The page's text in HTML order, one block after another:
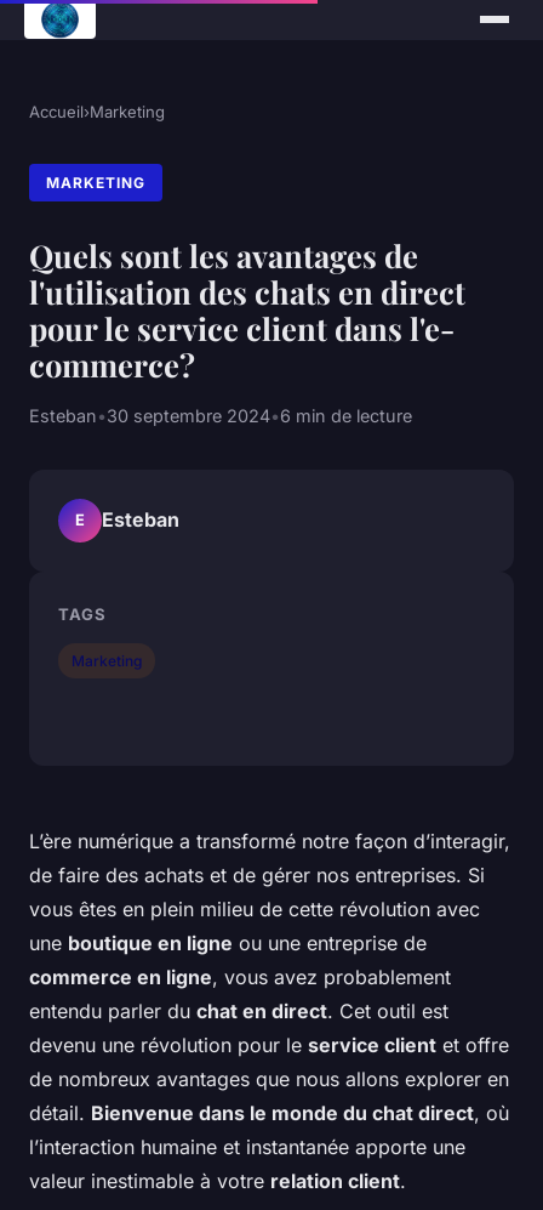
Accueil›Marketing
MARKETING
Quels sont les avantages de
l'utilisation des chats en direct
pour le service client dans l'e-
commerce?
Esteban•30 septembre 2024•6 min de lecture
L’ère numérique a transformé notre façon d’interagir,
de faire des achats et de gérer nos entreprises. Si
vous êtes en plein milieu de cette révolution avec
une boutique en ligne ou une entreprise de
commerce en ligne, vous avez probablement
entendu parler du chat en direct. Cet outil est
devenu une révolution pour le service client et offre
de nombreux avantages que nous allons explorer en
détail. Bienvenue dans le monde du chat direct, où
l’interaction humaine et instantanée apporte une
valeur inestimable à votre relation client.
E Esteban
TAGS
Marketing